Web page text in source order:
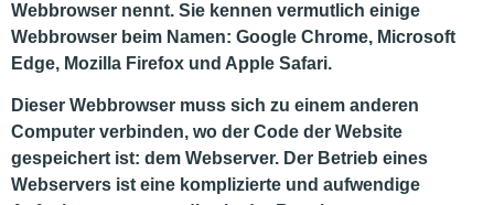
Webbrowser nennt. Sie kennen vermutlich einige
Webbrowser beim Namen: Google Chrome, Microsoft
Edge, Mozilla Firefox und Apple Safari.
Dieser Webbrowser muss sich zu einem anderen
Computer verbinden, wo der Code der Website
gespeichert ist: dem Webserver. Der Betrieb eines
Webservers ist eine komplizierte und aufwendige